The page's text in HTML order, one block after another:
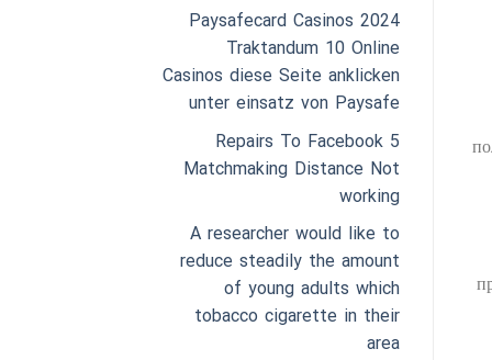
Paysafecard Casinos 2024
Traktandum 10 Online
Casinos diese Seite anklicken
unter einsatz von Paysafe
5 Repairs To Facebook
Matchmaking Distance Not
working
A researcher would like to
reduce steadily the amount
of young adults which
tobacco cigarette in their
area